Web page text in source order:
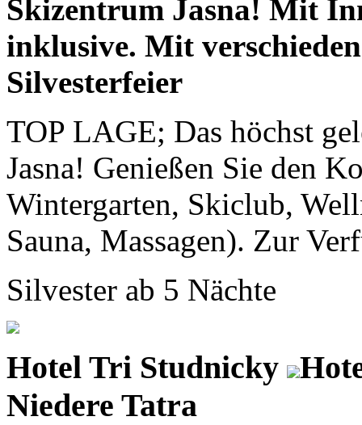
Skizentrum Jasna! Mit
inklusive. Mit
Silvesterfeier
TOP LAGE; Das höchst
Jasna! Genießen Sie den
Wintergarten, Skiclub,
Sauna, Massagen). Zur
Silvester ab 5 Nächte
Hotel Tri Studnicky
Niedere Tatra